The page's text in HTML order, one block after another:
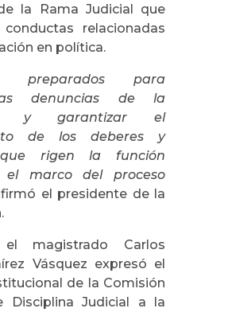
la Rama Judicial que
relacionadas
en política.
preparados para
denuncias de la
y garantizar el
de los deberes y
que rigen la función
el marco del proceso
el presidente de la
el magistrado Carlos
Vásquez expresó el
de la Comisión
Disciplina Judicial a la